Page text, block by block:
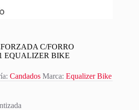
C/FORRO
EQUALIZER BIKE
Candados Marca: Equalizer Bike